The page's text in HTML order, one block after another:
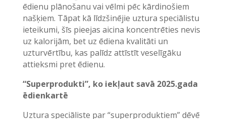
ēdienu plānošanu vai vēlmi pēc kārdinošiem
našķiem. Tāpat kā līdzšinējie uztura speciālistu
ieteikumi, šīs pieejas aicina koncentrēties nevis
uz kalorijām, bet uz ēdiena kvalitāti un
uzturvērtību, kas palīdz attīstīt veselīgāku
attieksmi pret ēdienu.
“Superprodukti”, ko iekļaut savā 2025.gada
ēdienkartē
Uztura speciāliste par “superproduktiem” dēvē